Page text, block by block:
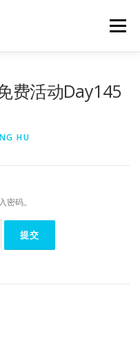
Menu
费活动Day145
HU
码。